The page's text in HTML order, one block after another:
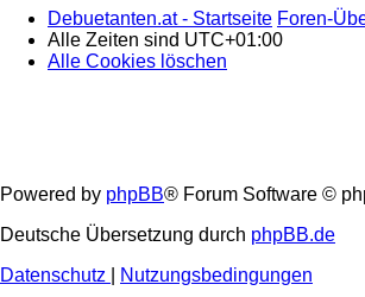
Debuetanten.at - Startseite Foren-
Alle Zeiten sind UTC+01:00
Alle Cookies löschen
Powered by phpBB® Forum Software ©
Deutsche Übersetzung durch phpBB.de
Datenschutz
Nutzungsbedingungen